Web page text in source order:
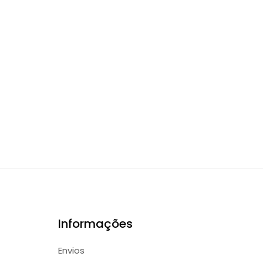
Informações
Envios